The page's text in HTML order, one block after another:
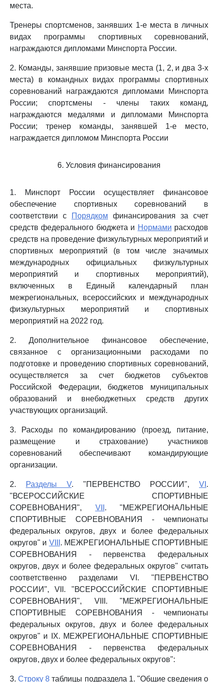
места.
Тренеры спортсменов, занявших 1-е места в личных
видах программы спортивных соревнований,
награждаются дипломами Минспорта России.
2. Команды, занявшие призовые места (1, 2, и два 3-х
места) в командных видах программы спортивных
соревнований награждаются дипломами Минспорта
России; спортсмены - члены таких команд,
награждаются медалями и дипломами Минспорта
России; тренер команды, занявшей 1-е место,
награждается дипломом Минспорта России
6. Условия финансирования
1. Минспорт России осуществляет финансовое
обеспечение спортивных соревнований в
соответствии с
Порядком финансирования за счет
средств федерального бюджета и Нормами расходов
средств на проведение физкультурных мероприятий и
спортивных мероприятий (в том числе значимых
международных официальных физкультурных
мероприятий и спортивных мероприятий),
включенных в Единый календарный план
межрегиональных, всероссийских и международных
физкультурных мероприятий и спортивных
мероприятий на 2022 год.
2. Дополнительное финансовое обеспечение,
связанное с организационными расходами по
подготовке и проведению спортивных соревнований,
осуществляется за счет бюджетов субъектов
Российской Федерации, бюджетов муниципальных
образований и внебюджетных средств других
участвующих организаций.
3. Расходы по командированию (проезд, питание,
размещение и страхование) участников
соревнований обеспечивают командирующие
организации.
2. Разделы V. "ПЕРВЕНСТВО РОССИИ", VI .
"ВСЕРОССИЙСКИЕ СПОРТИВНЫЕ
СОРЕВНОВАНИЯ", VII . "МЕЖРЕГИОНАЛЬНЫЕ
СПОРТИВНЫЕ СОРЕВНОВАНИЯ - чемпионаты
федеральных округов, двух и более федеральных
округов" и VIII . МЕЖРЕГИОНАЛЬНЫЕ СПОРТИВНЫЕ
СОРЕВНОВАНИЯ - первенства федеральных
округов, двух и более федеральных округов" считать
соответственно разделами VI. "ПЕРВЕНСТВО
РОССИИ", VII. "ВСЕРОССИЙСКИЕ СПОРТИВНЫЕ
СОРЕВНОВАНИЯ", VIII. "МЕЖРЕГИОНАЛЬНЫЕ
СПОРТИВНЫЕ СОРЕВНОВАНИЯ - чемпионаты
федеральных округов, двух и более федеральных
округов" и IX. МЕЖРЕГИОНАЛЬНЫЕ СПОРТИВНЫЕ
СОРЕВНОВАНИЯ - первенства федеральных
округов, двух и более федеральных округов":
3.Строку 8 таблицы подраздела 1. "Общие сведения о